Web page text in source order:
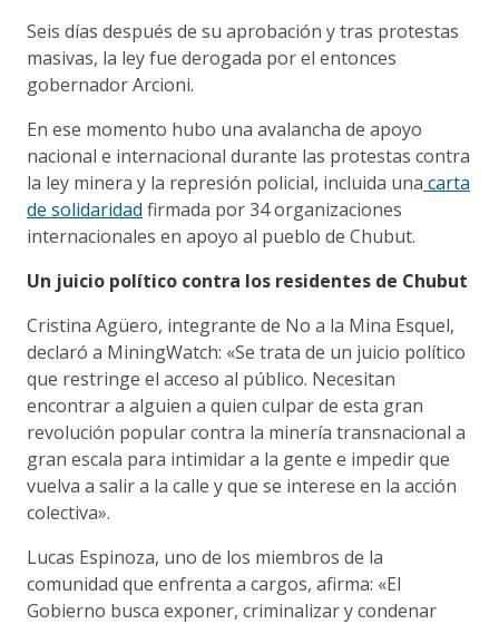
Seis días después de su aprobación y tras protestas
masivas, la ley fue derogada por el entonces
gobernador Arcioni.
En ese momento hubo una avalancha de apoyo
nacional e internacional durante las protestas contra
la ley minera y la represión policial, incluida una carta
de solidaridad firmada por 34 organizaciones
internacionales en apoyo al pueblo de Chubut.
Un juicio político contra los residentes de Chubut
Cristina Agüero, integrante de No a la Mina Esquel,
declaró a MiningWatch: «Se trata de un juicio político
que restringe el acceso al público. Necesitan
encontrar a alguien a quien culpar de esta gran
revolución popular contra la minería transnacional a
gran escala para intimidar a la gente e impedir que
vuelva a salir a la calle y que se interese en la acción
colectiva».
Lucas Espinoza, uno de los miembros de la
comunidad que enfrenta a cargos, afirma: «El
Gobierno busca exponer, criminalizar y condenar